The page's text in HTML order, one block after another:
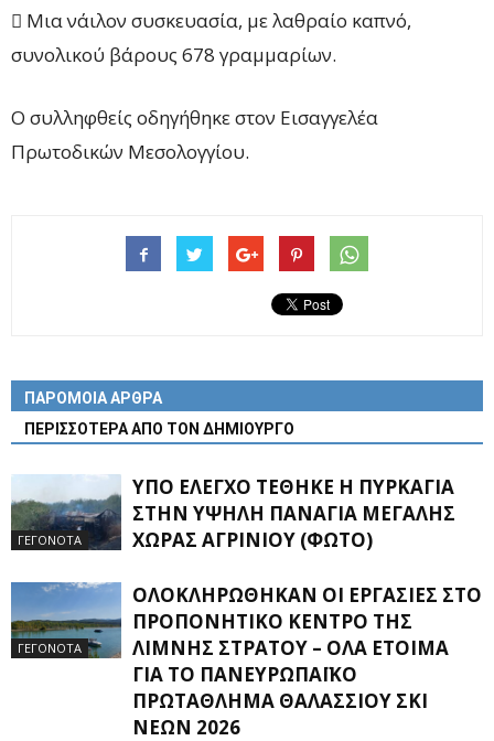
 Μια νάιλον συσκευασία, με λαθραίο καπνό,
συνολικού βάρους 678 γραμμαρίων.
Ο συλληφθείς οδηγήθηκε στον Εισαγγελέα
Πρωτοδικών Μεσολογγίου.
ΠΑΡΟΜΟΙΑ ΑΡΘΡΑ
ΠΕΡΙΣΣΟΤΕΡΑ ΑΠΟ ΤΟΝ ΔΗΜΙΟΥΡΓΟ
ΓΕΓΟΝΟΤΑ
ΥΠΌ ΈΛΕΓΧΟ ΤΈΘΗΚΕ Η ΠΥΡΚΑΓΙΆ
ΣΤΗΝ ΥΨΗΛΉ ΠΑΝΑΓΙΆ ΜΕΓΆΛΗΣ
ΧΏΡΑΣ ΑΓΡΙΝΊΟΥ (ΦΩΤΌ)
ΓΕΓΟΝΟΤΑ
ΟΛΟΚΛΗΡΏΘΗΚΑΝ ΟΙ ΕΡΓΑΣΊΕΣ ΣΤΟ
ΠΡΟΠΟΝΗΤΙΚΌ ΚΈΝΤΡΟ ΤΗΣ
ΛΊΜΝΗΣ ΣΤΡΆΤΟΥ – ΌΛΑ ΈΤΟΙΜΑ
ΓΙΑ ΤΟ ΠΑΝΕΥΡΩΠΑΪΚΌ
ΠΡΩΤΆΘΛΗΜΑ ΘΑΛΆΣΣΙΟΥ ΣΚΙ
ΝΈΩΝ 2026